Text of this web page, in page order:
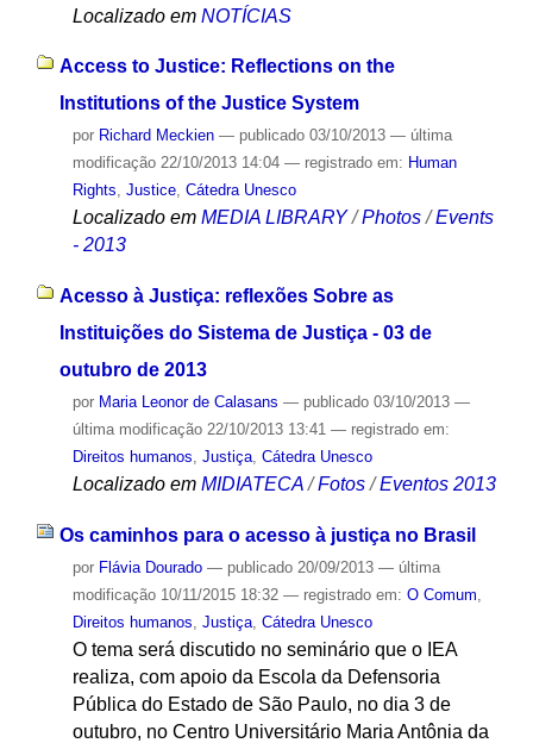
Localizado em NOTÍCIAS
Access to Justice: Reflections on the
Institutions of the Justice System
por Richard Meckien — publicado03/10/2013 — última
modificação22/10/2013 14:04 — registrado em: Human
Rights, Justice, Cátedra Unesco
Localizado em MEDIA LIBRARY /Photos /Events
- 2013
Acesso à Justiça: reflexões Sobre as
Instituições do Sistema de Justiça - 03 de
outubro de 2013
por Maria Leonor de Calasans — publicado03/10/2013 —
última modificação22/10/2013 13:41 — registrado em:
Direitos humanos, Justiça, Cátedra Unesco
Localizado em MIDIATECA /Fotos /Eventos 2013
Os caminhos para o acesso à justiça no Brasil
por Flávia Dourado — publicado20/09/2013 — última
modificação10/11/2015 18:32 — registrado em: O Comum
Direitos humanos Justiça, Cátedra Unesco
O tema será discutido no seminário que o IEA
realiza, com apoio da Escola da Defensoria
Pública do Estado de São Paulo, no dia 3 de
outubro, no Centro Universitário Maria Antônia da